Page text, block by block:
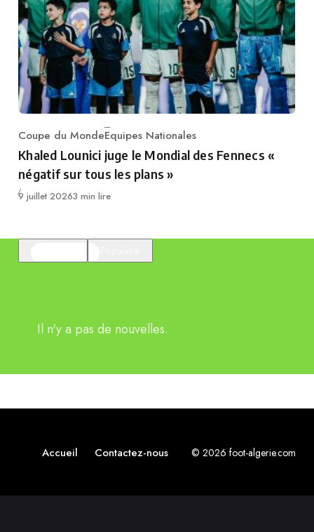
Category
Coupe du MondeEquipes Nationales
Khaled Lounici juge le Mondial des Fennecs «
négatif sur tous les plans »
Publié
9 juillet 20263 min lire
Il n'y a pas de nouvelles.
Accueil Contactez-nous © 2026 foot-algerie.com